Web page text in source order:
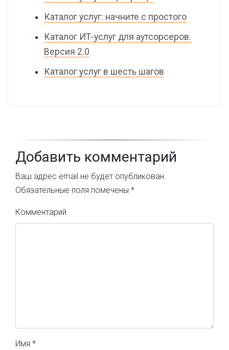
Каталог услуг: начните с простого
Каталог ИТ-услуг для аутсорсеров.
Версия 2.0
Каталог услуг в шесть шагов
Добавить комментарий
Ваш адрес email не будет опубликован.
Обязательные поля помечены *
Комментарий
Имя *